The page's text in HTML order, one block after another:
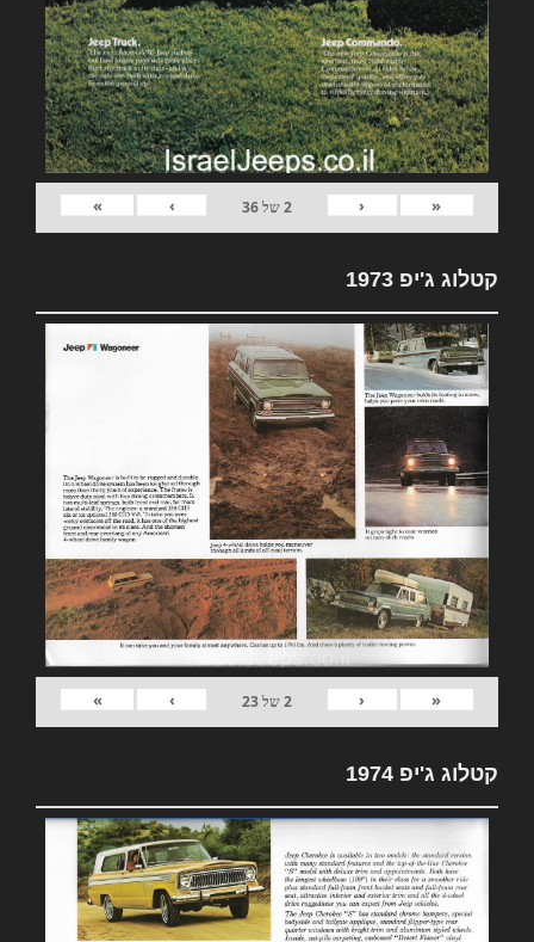
«
‹
2של36
›
»
קטלוג ג'יפ 1973
«
‹
2של23
›
»
קטלוג ג'יפ 1974